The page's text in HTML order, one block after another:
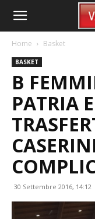
Home Basket
BASKET
B
PATRIA
30 Settembre 2016, 14:12